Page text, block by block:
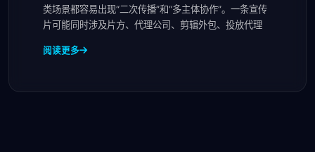
类场景都容易出现“二次传播”和“多主体协作”。一条宣传
片可能同时涉及片方、代理公司、剪辑外包、投放代理
阅读更多